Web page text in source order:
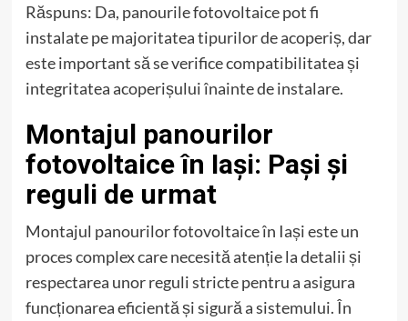
Răspuns: Da, panourile fotovoltaice pot fi
instalate pe majoritatea tipurilor de acoperiș, dar
este important să se verifice compatibilitatea și
integritatea acoperișului înainte de instalare.
Montajul panourilor
fotovoltaice în Iași: Pași și
reguli de urmat
Montajul panourilor fotovoltaice în Iași este un
proces complex care necesită atenție la detalii și
respectarea unor reguli stricte pentru a asigura
funcționarea eficientă și sigură a sistemului. În